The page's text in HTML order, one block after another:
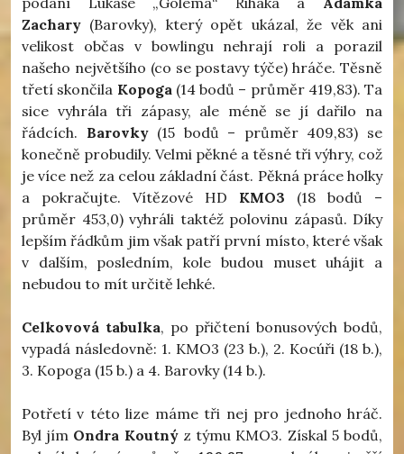
Zachary (Barovky), který opět ukázal, že věk ani
velikost občas v bowlingu nehrají roli a porazil
našeho největšího (co se postavy týče) hráče. Těsně
třetí skončila Kopoga(14 bodů – průměr 419,83). Ta
sice vyhrála tři zápasy, ale méně se jí dařilo na
řádcích. Barovky(15 bodů – průměr 409,83) se
konečně probudily. Velmi pěkné a těsné tři výhry, což
je více než za celou základní část. Pěkná práce holky
a pokračujte. Vítězové HD KMO3 (18 bodů –
průměr 453,0) vyhráli taktéž polovinu zápasů. Díky
lepším řádkům jim však patří první místo, které však
v dalším, posledním, kole budou muset uhájit a
nebudou to mít určitě lehké.
Celkovová tabulka, po přičtení bonusových bodů,
vypadá následovně: 1. KMO3 (23 b.), 2. Kocúři (18 b.),
3. Kopoga (15 b.) a 4. Barovky (14 b.).
Potřetí v této lize máme tři nej pro jednoho hráč.
Byl jím Ondra Koutnýz týmu KMO3. Získal 5 bodů,